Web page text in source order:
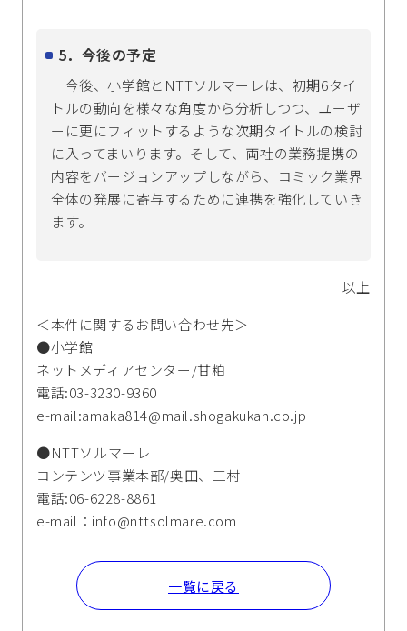
5．今後の予定
今後、小学館とNTTソルマーレは、初期6タイ
トルの動向を様々な角度から分析しつつ、ユーザ
ーに更にフィットするような次期タイトルの検討
に入ってまいります。そして、両社の業務提携の
内容をバージョンアップしながら、コミック業界
全体の発展に寄与するために連携を強化していき
ます。
以上
＜本件に関するお問い合わせ先＞
●小学館
ネットメディアセンター/甘粕
電話:03-3230-9360
e-mail:amaka814@mail.shogakukan.co.jp
●NTTソルマーレ
コンテンツ事業本部/奥田、三村
電話:06-6228-8861
e-mail：info@nttsolmare.com
一覧に戻る